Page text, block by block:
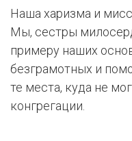
Наша харизма и
Мы, сестры
примеру наших
безграмотных и
те места, куда не
конгрегации.